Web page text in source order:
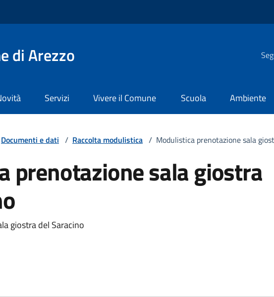
di Arezzo
Servizi Vivere il Comune Scuola Ambiente
Documenti e dati / Raccolta modulistica / Modulistica prenotazione sala
prenotazione sala giostra
giostra del Saracino